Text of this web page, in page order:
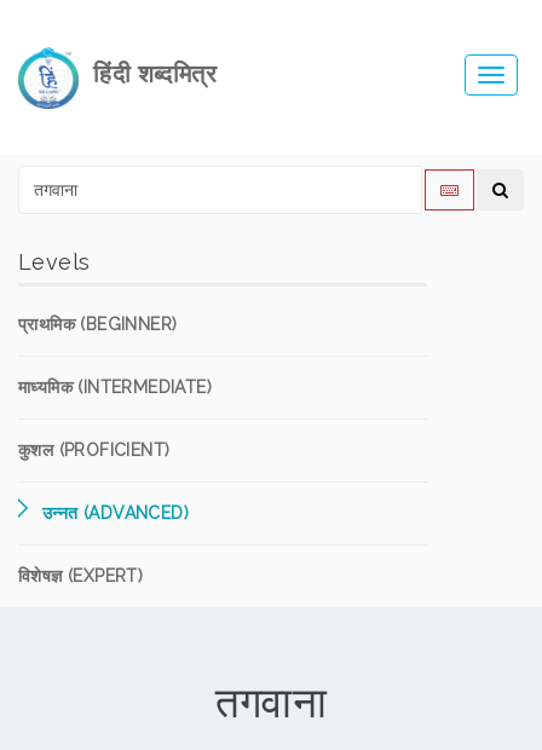
हिंदी शब्दमित्र
Levels
प्राथमिक (BEGINNER)
माध्यमिक (INTERMEDIATE)
कुशल (PROFICIENT)
उन्नत (ADVANCED)
विशेषज्ञ (EXPERT)
तगवाना